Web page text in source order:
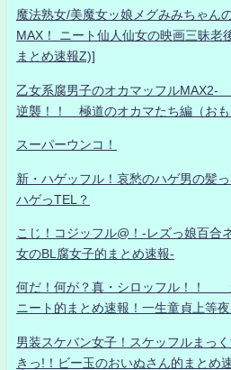
魔法熟女/美魔女ッ娘メグみみちゃん
MAX！ ニート仙人仙女の映画三昧老
まとめ速報Z)]
乙女系腐男子のオカマッフルMAX2-
逆襲！！ 極道のオカマたち編（おも
スーパーウンコ！
新・ハゲッフル！哀愁のハゲ男の髪
ハゲっTEL？
こじ！コジッフル@！-レズっ娘百合
女のBL腐女子的まとめ速報-
何だ！何が？真・シロッフル！！
ニート的まとめ速報！一生童貞上等夜
男装スケバン女子！スケッフルまっ
きっ!！ビー玉のおいぬさん的まと